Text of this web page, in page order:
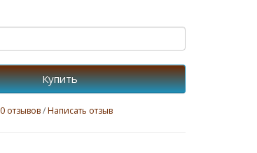
Купить
0 отзывов/Написать отзыв